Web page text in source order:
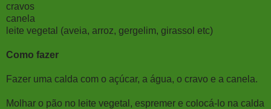
cravos
canela
leite vegetal (aveia, arroz, gergelim, girassol etc)
Como fazer
Fazer uma calda com o açúcar, a água, o cravo e a canela.
Molhar o pão no leite vegetal, espremer e colocá-lo na calda